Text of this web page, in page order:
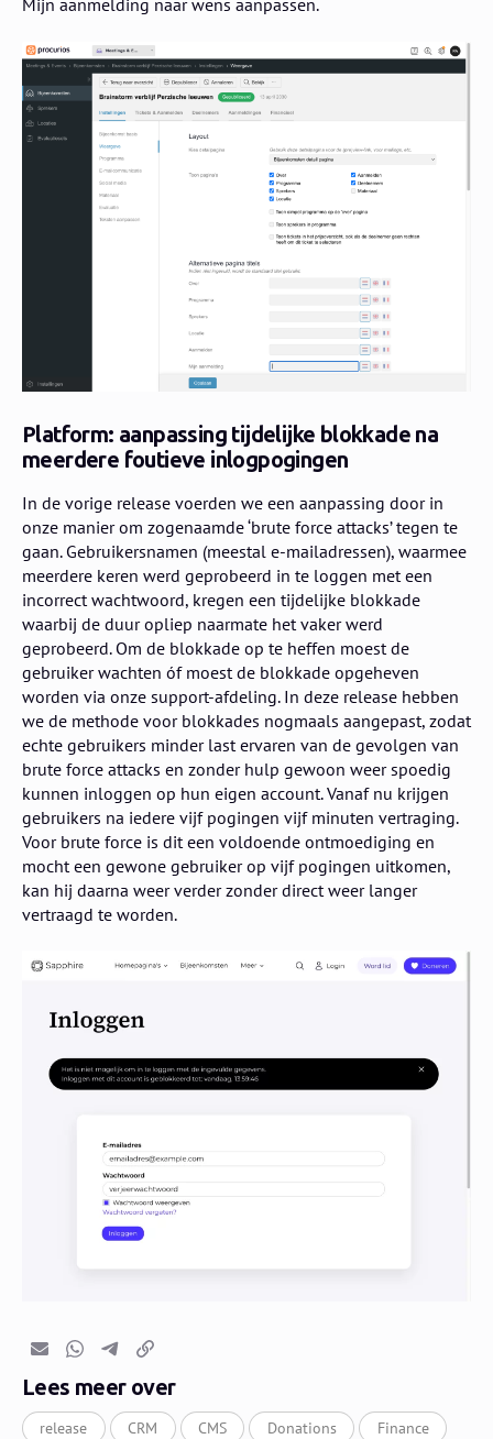
Mijn aanmelding naar wens aanpassen.
Platform: aanpassing tijdelijke blokkade na
meerdere foutieve inlogpogingen
In de vorige release voerden we een aanpassing door in
onze manier om zogenaamde ‘brute force attacks’ tegen te
gaan. Gebruikersnamen (meestal e-mailadressen), waarmee
meerdere keren werd geprobeerd in te loggen met een
incorrect wachtwoord, kregen een tijdelijke blokkade
waarbij de duur opliep naarmate het vaker werd
geprobeerd. Om de blokkade op te heffen moest de
gebruiker wachten óf moest de blokkade opgeheven
worden via onze support-afdeling. In deze release hebben
we de methode voor blokkades nogmaals aangepast, zodat
echte gebruikers minder last ervaren van de gevolgen van
brute force attacks en zonder hulp gewoon weer spoedig
kunnen inloggen op hun eigen account. Vanaf nu krijgen
gebruikers na iedere vijf pogingen vijf minuten vertraging.
Voor brute force is dit een voldoende ontmoediging en
mocht een gewone gebruiker op vijf pogingen uitkomen,
kan hij daarna weer verder zonder direct weer langer
vertraagd te worden.
E-mailWhatsapp
TelegramKopieer link
Lees meer over
release CRM CMS Donations Finance